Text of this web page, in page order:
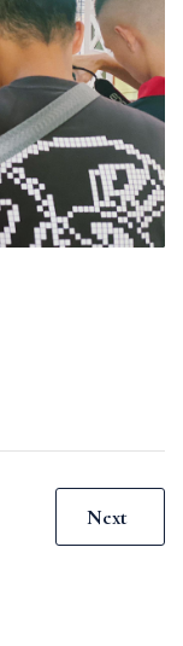
Next